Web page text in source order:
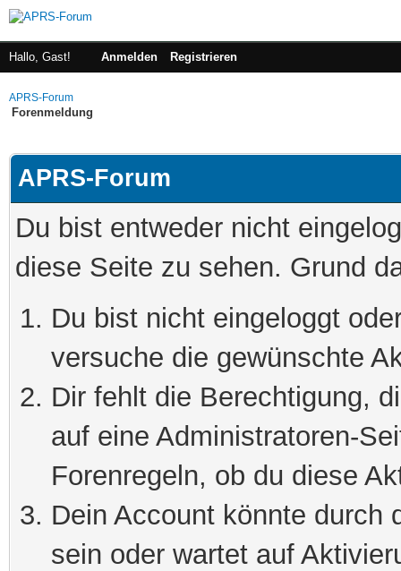
Hallo, Gast! Anmelden Registrieren
APRS-Forum
Forenmeldung
APRS-Forum
Du bist entweder nicht
diese Seite zu sehen. Grund
Du bist nicht eingeloggt
versuche die gewünschte
Dir fehlt die Berechtigung,
auf eine Administratoren-
Forenregeln, ob du diese
Dein Account könnte durch
sein oder wartet auf